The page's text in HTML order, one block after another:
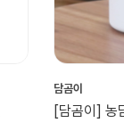
담곰이
[담곰이] 농